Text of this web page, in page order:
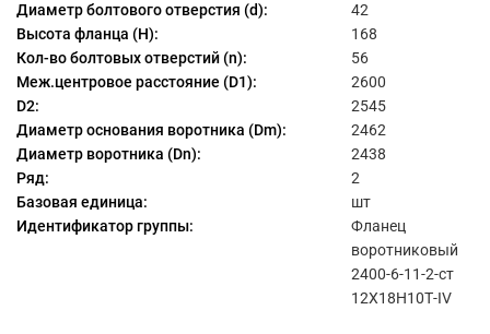
Диаметр болтового отверстия (d):
42
Высота фланца (H):
168
Кол-во болтовых отверстий (n):
56
Меж.центровое расстояние (D1):
2600
D2:
2545
Диаметр основания воротника (Dm):
2462
Диаметр воротника (Dn):
2438
Ряд:
2
Базовая единица:
шт
Идентификатор группы:
Фланец
воротниковый
2400-6-11-2-ст
12Х18Н10Т-IV